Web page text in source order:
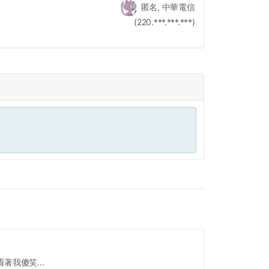
匿名, 中華電信
(220.***.***.***)
著我傻笑...